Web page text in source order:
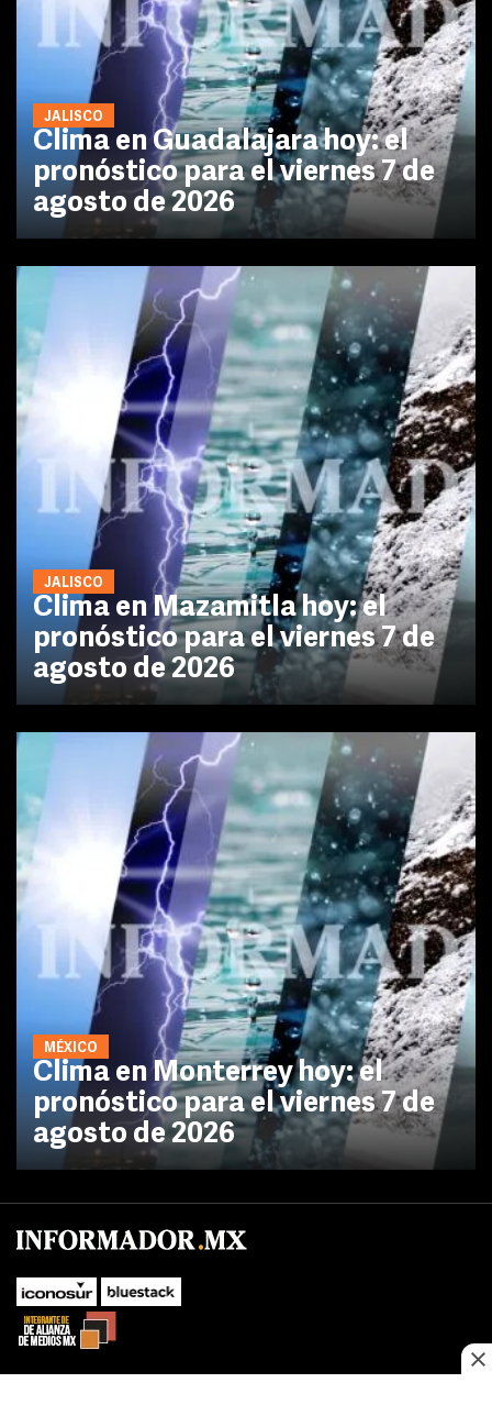
JALISCO
Clima en Guadalajara hoy: el
pronóstico para el viernes 7 de
agosto de 2026
JALISCO
Clima en Mazamitla hoy: el
pronóstico para el viernes 7 de
agosto de 2026
MÉXICO
Clima en Monterrey hoy: el
pronóstico para el viernes 7 de
agosto de 2026